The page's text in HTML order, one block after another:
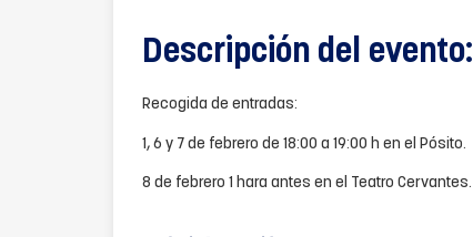
Descripción del evento:
Recogida de entradas:
1, 6 y 7 de febrero de 18:00 a 19:00 h en el Pósito.
8 de febrero 1 hara antes en el Teatro Cervantes.